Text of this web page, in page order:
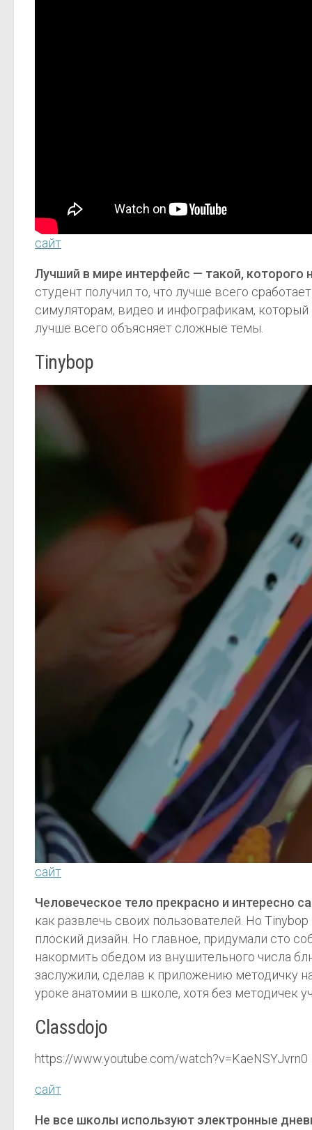
сайт
Лучший в мире интерфейс — такой, которого
студент получил то, что лучше всего
симуляторам, видео и инфографикам, который
лучше всего объясняет сложные темы.
Tinybop
сайт
Человеческое тело прекрасно и интересно
как развлечь своих пользователей. Но
плоский дизайн. Но главное, придумали сто
накормить обедом из внушительного числа
заслужили, сделав к приложению методичку
уроке анатомии в школе, хотя без методичек
Classdojo
https://www.youtube.com/watch?v=KaeNSYJvrn0
сайт
Не все школы используют электронные